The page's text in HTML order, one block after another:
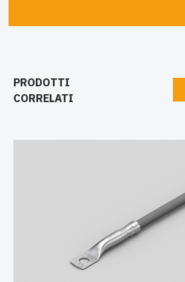
PRODOTTI
CORRELATI